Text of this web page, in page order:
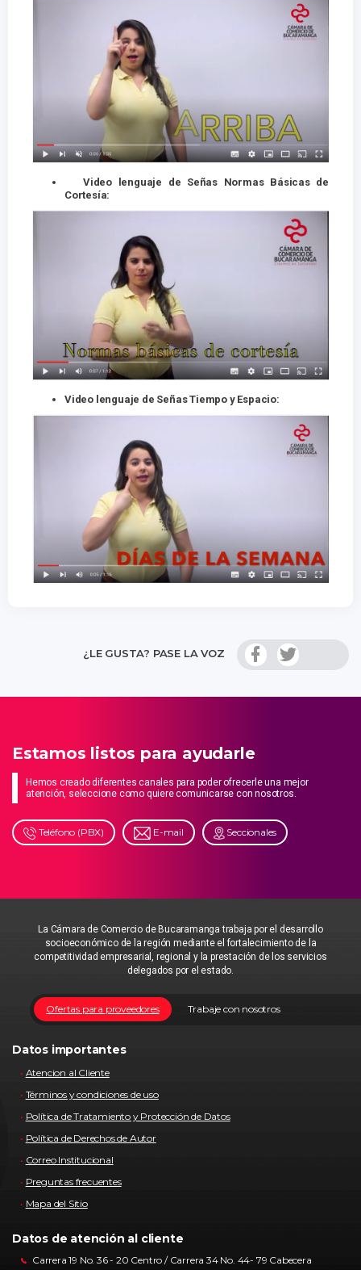
Video lenguaje de Señas Normas Básicas de
Cortesía:
Video lenguaje de Señas Tiempo y Espacio:
¿LE GUSTA? PASE LA VOZ
Estamos listos para ayudarle
Hemos creado diferentes canales para poder ofrecerle una mejor
atención, seleccione como quiere comunicarse con nosotros.
Teléfono (PBX) E-mail Seccionales
La Cámara de Comercio de Bucaramanga trabaja por el desarrollo
socioeconómico de la región mediante el fortalecimiento de la
competitividad empresarial, regional y la prestación de los servicios
delegados por el estado.
Trabaje con nosotros
Ofertas para proveedores
Datos importantes
Atencion al Cliente
Términos y condiciones de uso
Política de Tratamiento y Protección de Datos
Política de Derechos de Autor
Correo Institucional
Preguntas frecuentes
Mapa del Sitio
Datos de atención al cliente
Carrera 19 No. 36 - 20 Centro / Carrera 34 No. 44- 79 Cabecera